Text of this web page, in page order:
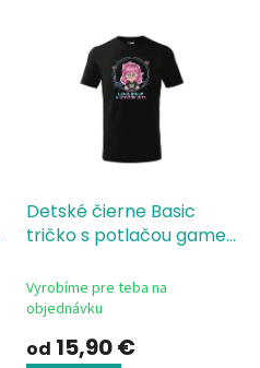
Detské čierne Basic
tričko s potlačou gamer
Vyrobíme pre teba na
objednávku
od 15,90 €